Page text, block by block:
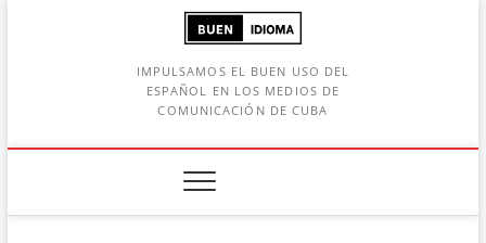
IMPULSAMOS EL BUEN USO DEL
ESPAÑOL EN LOS MEDIOS DE
COMUNICACIÓN DE CUBA